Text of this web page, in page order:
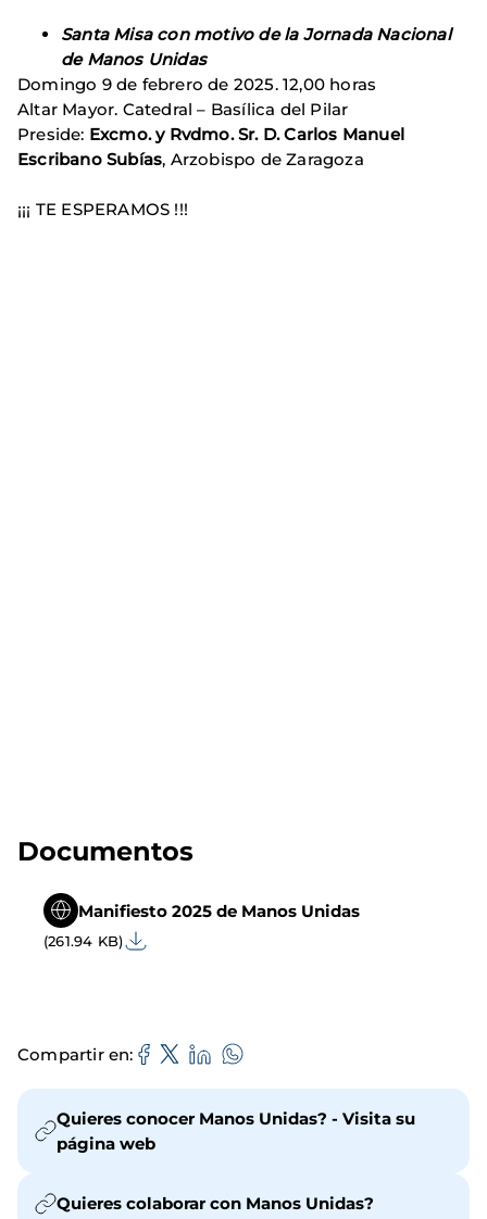
Santa Misa con motivo de la Jornada Nacional
de Manos Unidas
Domingo 9 de febrero de 2025. 12,00 horas
Altar Mayor. Catedral – Basílica del Pilar
Preside: Excmo. y Rvdmo. Sr. D. Carlos Manuel
Escribano Subías, Arzobispo de Zaragoza
¡¡¡ TE ESPERAMOS !!!
Documentos
Manifiesto 2025 de Manos Unidas
(261.94 KB)
Compartir en
Quieres conocer Manos Unidas? - Visita su
página web
Quieres colaborar con Manos Unidas?